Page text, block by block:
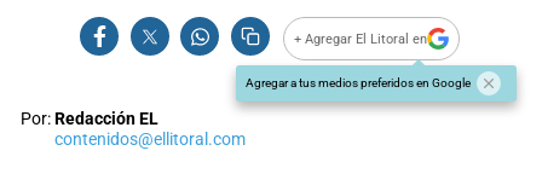
+ Agregar El Litoral en
Agregar a tus medios preferidos en Google
Por:Redacción EL
contenidos@ellitoral.com